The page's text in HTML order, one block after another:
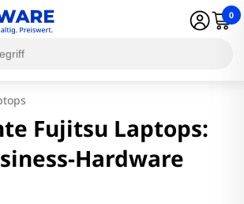
0
Fujitsu Laptops:
Hardware